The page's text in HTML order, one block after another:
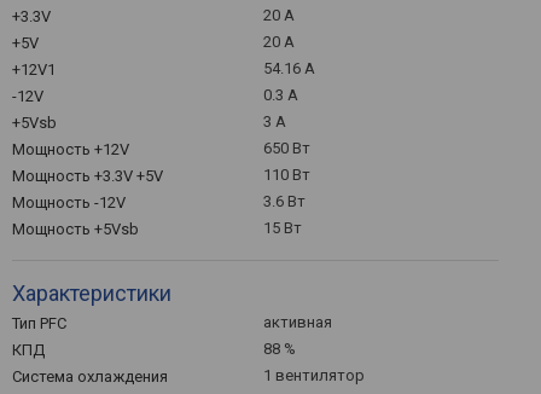
+3.3V
20 А
+5V
20 А
+12V1
54.16 А
-12V
0.3 А
+5Vsb
3 А
Мощность +12V
650 Вт
Мощность +3.3V +5V
110 Вт
Мощность -12V
3.6 Вт
Мощность +5Vsb
15 Вт
Характеристики
Тип PFC
активная
КПД
88 %
Система охлаждения
1 вентилятор